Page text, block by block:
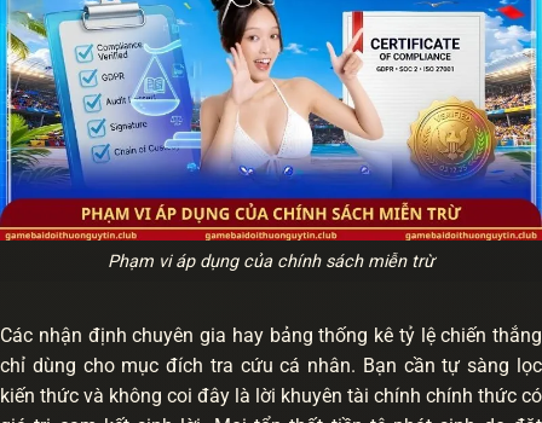
Phạm vi áp dụng của chính sách miễn trừ
Các nhận định chuyên gia hay bảng thống kê tỷ lệ chiến thắng
chỉ dùng cho mục đích tra cứu cá nhân. Bạn cần tự sàng lọc
kiến thức và không coi đây là lời khuyên tài chính chính thức có